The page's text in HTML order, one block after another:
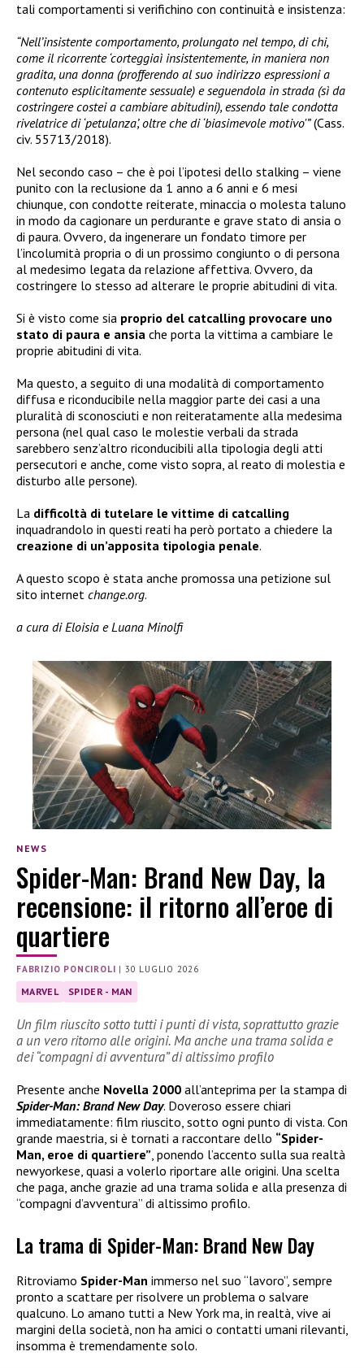
tali comportamenti si verifichino con continuità e insistenza:
“Nell’insistente comportamento, prolungato nel tempo, di chi,
come il ricorrente ‘corteggiaì insistentemente, in maniera non
gradita, una donna (profferendo al suo indirizzo espressioni a
contenuto esplicitamente sessuale) e seguendola in strada (sì da
costringere costei a cambiare abitudini), essendo tale condotta
rivelatrice di ‘petulanza’, oltre che di ‘biasimevole motivo'”(Cass.
civ. 55713/2018).
Nel secondo caso – che è poi l’ipotesi dello stalking – viene
punito con la reclusione da 1 anno a 6 anni e 6 mesi
chiunque, con condotte reiterate, minaccia o molesta taluno
in modo da cagionare un perdurante e grave stato di ansia o
di paura. Ovvero, da ingenerare un fondato timore per
l’incolumità propria o di un prossimo congiunto o di persona
al medesimo legata da relazione affettiva. Ovvero, da
costringere lo stesso ad alterare le proprie abitudini di vita.
Si è visto come sia proprio del catcalling provocare uno
stato di paura e ansia che porta la vittima a cambiare le
proprie abitudini di vita.
Ma questo, a seguito di una modalità di comportamento
diffusa e riconducibile nella maggior parte dei casi a una
pluralità di sconosciuti e non reiteratamente alla medesima
persona (nel qual caso le molestie verbali da strada
sarebbero senz’altro riconducibili alla tipologia degli atti
persecutori e anche, come visto sopra, al reato di molestia e
disturbo alle persone).
La difficoltà di tutelare le vittime di catcalling
inquadrandolo in questi reati ha però portato a chiedere la
creazione di un’apposita tipologia penale.
A questo scopo è stata anche promossa una petizione sul
sito internet change.org.
a cura di Eloisia e Luana Minolfi
NEWS
Spider-Man: Brand New Day, la
recensione: il ritorno all’eroe di
quartiere
FABRIZIO PONCIROLI | 30 LUGLIO 2026
MARVEL SPIDER - MAN
Un film riuscito sotto tutti i punti di vista, soprattutto grazie
a un vero ritorno alle origini. Ma anche una trama solida e
dei “compagni di avventura” di altissimo profilo
Presente anche Novella 2000 all’anteprima per la stampa di
Spider-Man: Brand New Day. Doveroso essere chiari
immediatamente: film riuscito, sotto ogni punto di vista. Con
grande maestria, si è tornati a raccontare dello “Spider-
Man, eroe di quartiere”, ponendo l’accento sulla sua realtà
newyorkese, quasi a volerlo riportare alle origini. Una scelta
che paga, anche grazie ad una trama solida e alla presenza di
“compagni d’avventura” di altissimo profilo.
La trama di Spider-Man: Brand New Day
Ritroviamo Spider-Man immerso nel suo “lavoro”, sempre
pronto a scattare per risolvere un problema o salvare
qualcuno. Lo amano tutti a New York ma, in realtà, vive ai
margini della società, non ha amici o contatti umani rilevanti,
insomma è tremendamente solo.